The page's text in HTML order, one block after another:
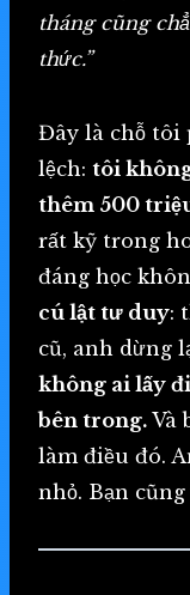
tháng cũng
thức.”
Đây là chỗ tôi
lệch: tôi
thêm 500
rất kỹ trong
đáng học
cú lật tư duy:
cũ, anh dừng
không ai lấy
bên trong. Và
làm điều đó.
nhỏ. Bạn cũng